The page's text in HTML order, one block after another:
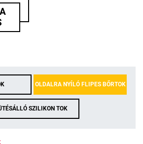
OLDALRA NYÍLÓ FLIPES BŐRTOK
SZILIKON TOK